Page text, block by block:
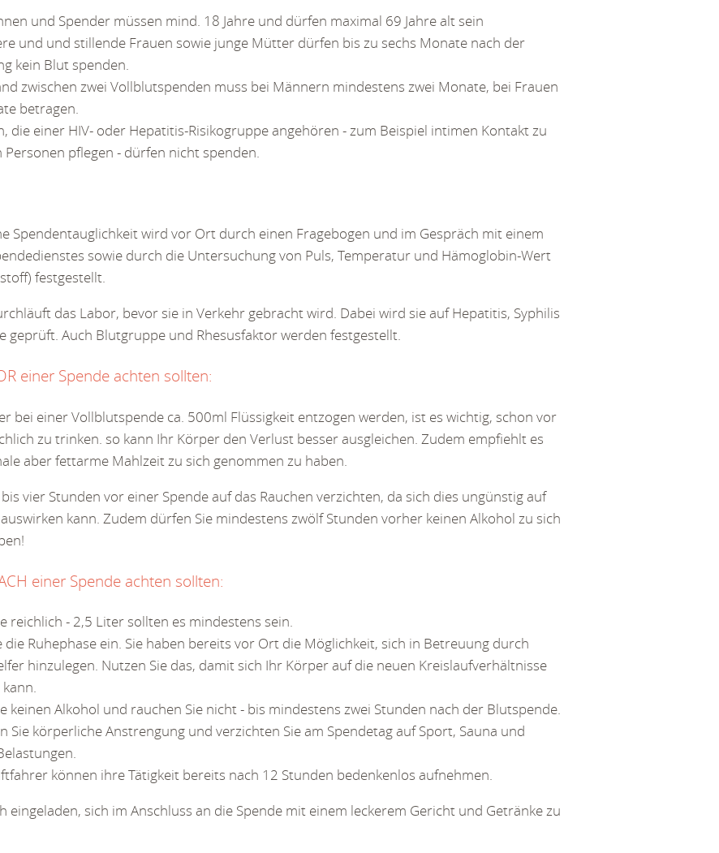
und Spender müssen mind. 18 Jahre und dürfen maximal 69 Jahre alt sein
und und stillende Frauen sowie junge Mütter dürfen bis zu sechs Monate nach der
kein Blut spenden.
zwischen zwei Vollblutspenden muss bei Männern mindestens zwei Monate, bei Frauen
betragen.
die einer HIV- oder Hepatitis-Risikogruppe angehören - zum Beispiel intimen Kontakt zu
Personen pflegen - dürfen nicht spenden.
Spendentauglichkeit wird vor Ort durch einen Fragebogen und im Gespräch mit einem
sowie durch die Untersuchung von Puls, Temperatur und Hämoglobin-Wert
festgestellt.
das Labor, bevor sie in Verkehr gebracht wird. Dabei wird sie auf Hepatitis, Syphilis
geprüft. Auch Blutgruppe und Rhesusfaktor werden festgestellt.
einer Spende achten sollten:
bei einer Vollblutspende ca. 500ml Flüssigkeit entzogen werden, ist es wichtig, schon vor
zu trinken. so kann Ihr Körper den Verlust besser ausgleichen. Zudem empfiehlt es
aber fettarme Mahlzeit zu sich genommen zu haben.
vier Stunden vor einer Spende auf das Rauchen verzichten, da sich dies ungünstig auf
kann. Zudem dürfen Sie mindestens zwölf Stunden vorher keinen Alkohol zu sich
einer Spende achten sollten:
reichlich - 2,5 Liter sollten es mindestens sein.
die Ruhephase ein. Sie haben bereits vor Ort die Möglichkeit, sich in Betreuung durch
hinzulegen. Nutzen Sie das, damit sich Ihr Körper auf die neuen Kreislaufverhältnisse
keinen Alkohol und rauchen Sie nicht - bis mindestens zwei Stunden nach der Blutspende.
Sie körperliche Anstrengung und verzichten Sie am Spendetag auf Sport, Sauna und
können ihre Tätigkeit bereits nach 12 Stunden bedenkenlos aufnehmen.
eingeladen, sich im Anschluss an die Spende mit einem leckerem Gericht und Getränke zu